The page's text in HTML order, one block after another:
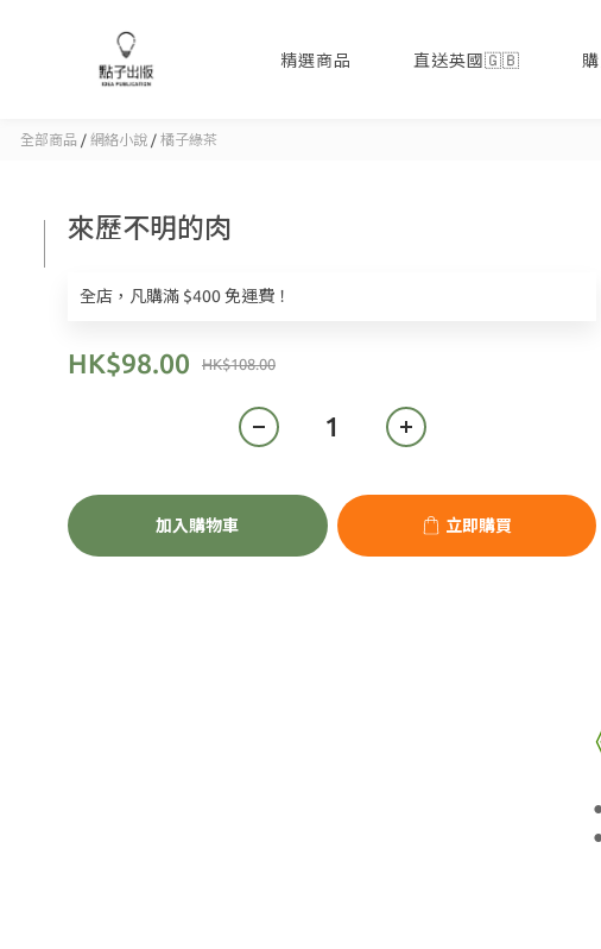
精選商品 直送英國🇬🇧
全部商品 / 網絡小說 / 橘子綠茶
來歷不明的肉
全店，凡購滿 $400 免運費！
HK$108.00
HK$98.00
加入購物車 立即購買